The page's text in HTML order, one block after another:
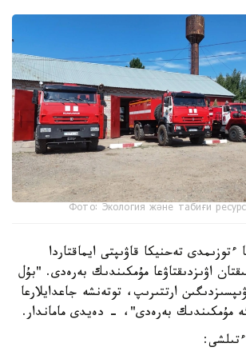
Фото: Экология және табиғи
ءتوزىمدى تەحنيكا قاۋىپتى ايماقتاردا
اۋىزدىقتاۋعا مۇمكىندىك بەرەدى. "بۇل
ارتتىرىپ، توتەنشە جاعدايلارعا
مۇمكىندىك بەرەدى"، - دەيدى ماماندار.
ءتىلشى: